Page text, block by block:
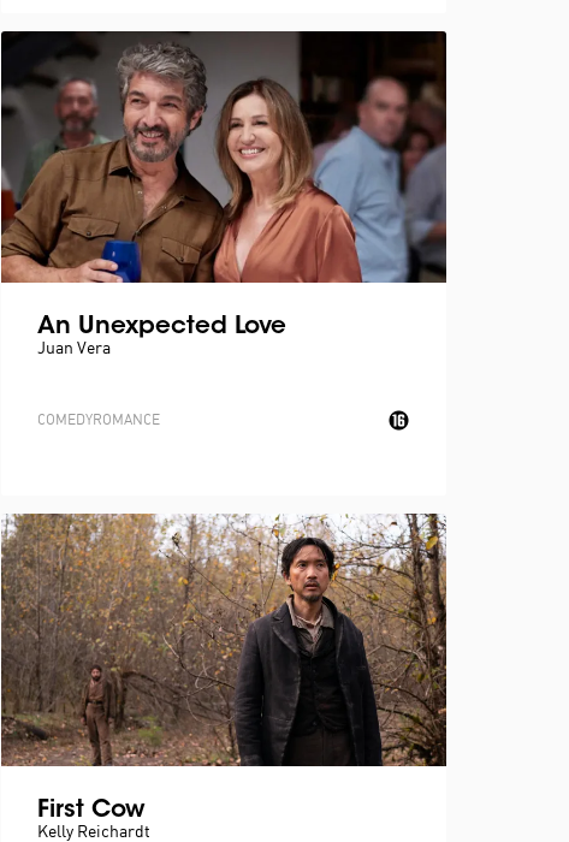
An Unexpected Love
Juan Vera
COMEDY ROMANCE
First Cow
Kelly Reichardt